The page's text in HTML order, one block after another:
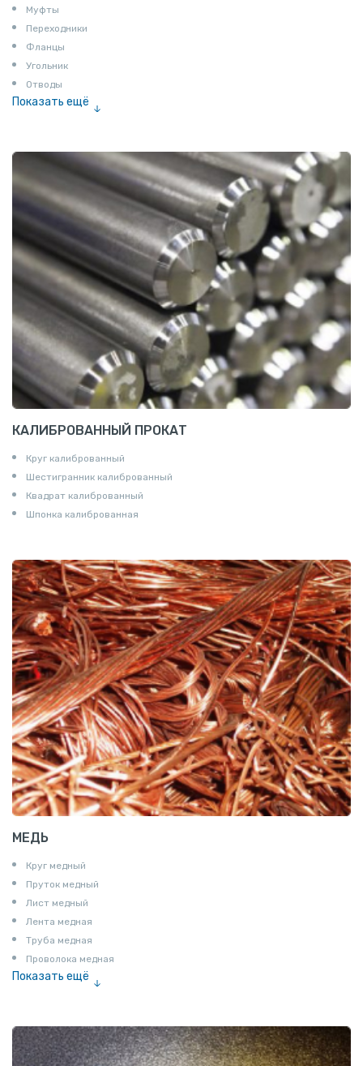
Муфты
Переходники
Фланцы
Угольник
Отводы
Показать ещё
Соединение «американка»
Штуцеры
Сгоны
Удлинители для труб
Крестовины
Контргайки
КАЛИБРОВАННЫЙ ПРОКАТ
Круг калиброванный
Шестигранник калиброванный
Квадрат калиброванный
Шпонка калиброванная
МЕДЬ
Круг медный
Пруток медный
Лист медный
Лента медная
Труба медная
Проволока медная
Показать ещё